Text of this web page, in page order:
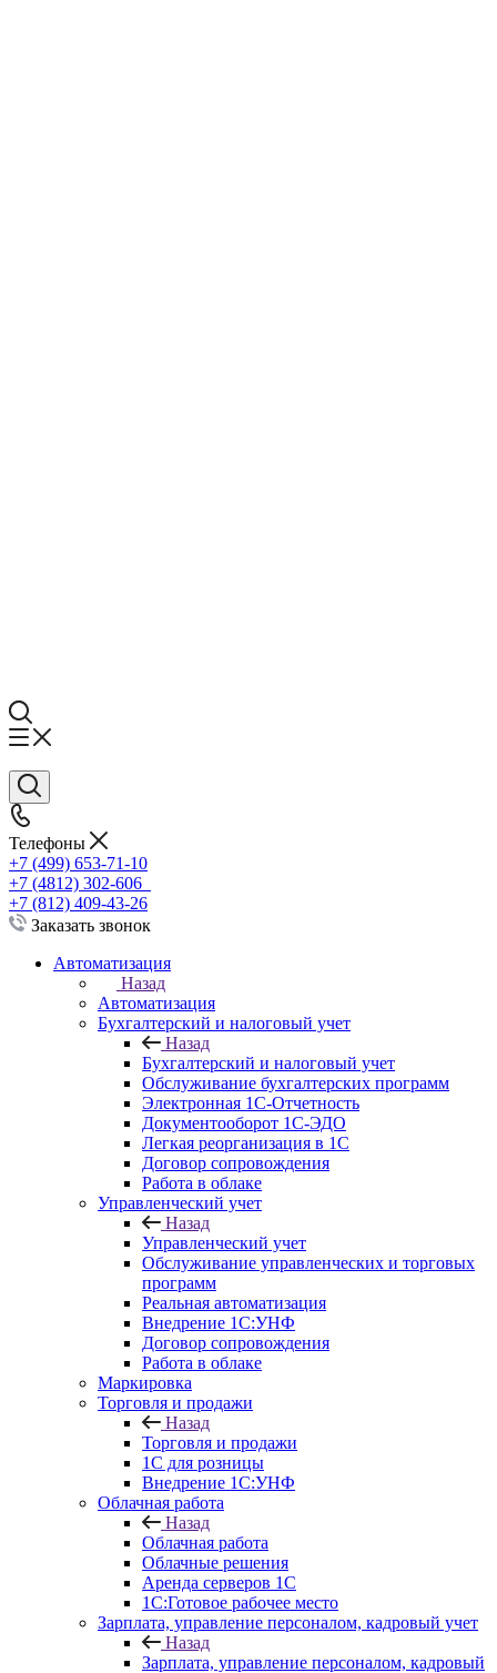
Телефоны
+7 (499) 653-71-10
+7 (4812) 302-606
+7 (812) 409-43-26
Заказать звонок
Автоматизация
Назад
Автоматизация
Бухгалтерский и налоговый учет
Назад
Бухгалтерский и налоговый учет
Обслуживание бухгалтерских программ
Электронная 1С-Отчетность
Документооборот 1С-ЭДО
Легкая реорганизация в 1С
Договор сопровождения
Работа в облаке
Управленческий учет
Назад
Управленческий учет
Обслуживание управленческих и торговых
программ
Реальная автоматизация
Внедрение 1С:УНФ
Договор сопровождения
Работа в облаке
Маркировка
Торговля и продажи
Назад
Торговля и продажи
1С для розницы
Внедрение 1С:УНФ
Облачная работа
Назад
Облачная работа
Облачные решения
Аренда серверов 1С
1C:Готовое рабочее место
Зарплата, управление персоналом, кадровый учет
Назад
Зарплата, управление персоналом, кадровый